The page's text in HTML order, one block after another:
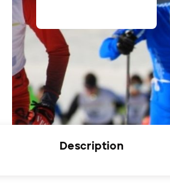
Description